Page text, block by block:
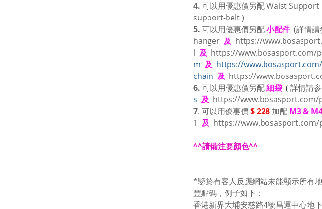
4. 可以用優惠價另配Waist Support
support-belt)
5. 可以用優惠價另配小配件 (詳情
hanger 及 https://
l 及 https://www.bosasport.com/
m 及 https://
chain 及 https://
6. 可以用優惠價另配細袋 ( 詳情請
s 及 https://www.bosasport.com/
7. 可以用優惠價$ 228 加配 M3 & M4
1 及 https://
^^請備注要顏色^^
*鑒於有客人反應網站未能顯示所有
豐點碼，例子如下：
香港新界大埔安慈路4號昌運中心地